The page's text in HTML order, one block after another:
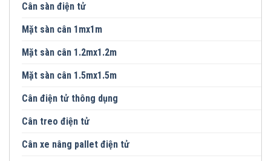
Cân sàn điện tử
Mặt sàn cân 1mx1m
Mặt sàn cân 1.2mx1.2m
Mặt sàn cân 1.5mx1.5m
Cân điện tử thông dụng
Cân treo điện tử
Cân xe nâng pallet điện tử